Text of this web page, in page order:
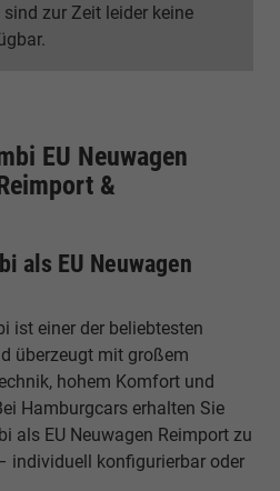
sind zur Zeit leider keine
EU Neuwagen
&
als EU Neuwagen
ist einer der beliebtesten
überzeugt mit großem
hohem Komfort und
Hamburgcars erhalten Sie
als EU Neuwagen Reimport zu
individuell konfigurierbar oder